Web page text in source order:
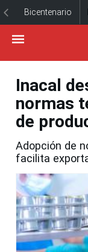
Bicentenario
Inacal
normas
de
Adopción de
facilita